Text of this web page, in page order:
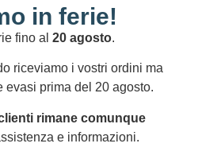
in ferie!
fino al 20 agosto.
riceviamo i vostri ordini ma
evasi prima del 20 agosto.
rimane comunque
e informazioni.